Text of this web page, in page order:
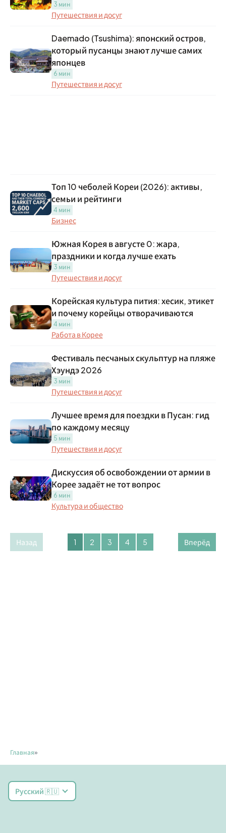
3 мин
Путешествия и досуг
Daemado (Tsushima): японский остров,
который пусанцы знают лучше самих
японцев
6 мин
Путешествия и досуг
Топ 10 чеболей Кореи (2026): активы,
семьи и рейтинги
4 мин
Бизнес
Южная Корея в августе 0: жара,
праздники и когда лучше ехать
3 мин
Путешествия и досуг
Корейская культура пития: хесик, этикет
и почему корейцы отворачиваются
4 мин
Работа в Корее
Фестиваль песчаных скульптур на пляже
Хэундэ 2026
3 мин
Путешествия и досуг
Лучшее время для поездки в Пусан: гид
по каждому месяцу
5 мин
Путешествия и досуг
Дискуссия об освобождении от армии в
Корее задаёт не тот вопрос
6 мин
Культура и общество
Назад 1 2 3 4 5 Вперёд
Главная»
Русский 🇷🇺